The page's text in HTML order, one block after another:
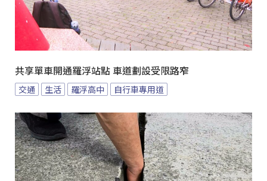
共享單車開通羅浮站點 車道劃設受限路窄
交通 生活 羅浮高中 自行車專用道